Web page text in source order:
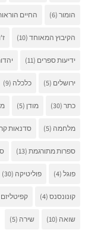
הומור(6) החיים
הקיבוץ המאוחד(10)
ידיעות ספרים (11)
ירושלים (5) כלכלה (9)
כתר(30) מודן (5)
מלחמה (5) סדנאות
ספרות מתורגמת(13)
פוגל(4) פוליטיקה (30)
קונונסנס(4) קפיטליזם
שואה (10) שירה (5)